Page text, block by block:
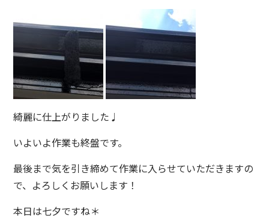
綺麗に仕上がりました♩
いよいよ作業も終盤です。
最後まで気を引き締めて作業に入らせていただきますの
で、よろしくお願いします！
本日は七夕ですね＊